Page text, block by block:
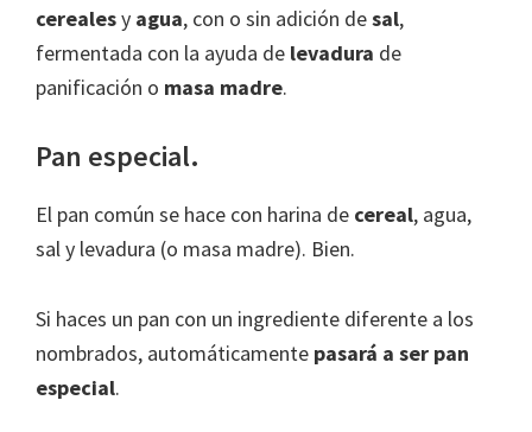
cerealesy agua, con o sin adición desal,
fermentada con la ayuda de levadura de
panificación o masa madre.
Pan especial.
El pan común se hace con harina de cereal, agua,
sal y levadura (o masa madre). Bien.
Si haces un pan con un ingrediente diferente a los
nombrados, automáticamente pasará a ser pan
especial.